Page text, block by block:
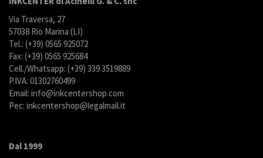
Via Traversa, 27
57038 Rio Marina (LI)
Tel.: (+39) 0565 925072
Fax: (+39) 0565 925684
Cell./Whatsapp: (+39) 339 3519889
P.IVA: 01302760499
Email: info@inkcentershop.com
Pec: inkcentershop@legalmail.it
Dal 1999